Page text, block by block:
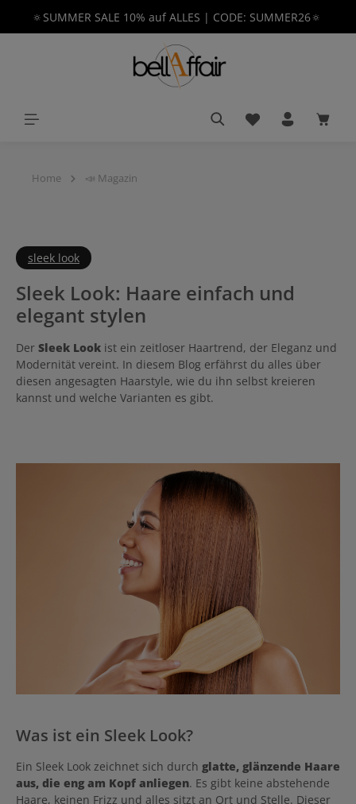
springen
🔅SUMMER SALE 10% auf ALLES | CODE: SUMMER26🔅
Du hast 0
Home 📣 Magazin
sleek look
Sleek Look: Haare einfach und
elegant stylen
Der Sleek Look ist ein zeitloser Haartrend, der Eleganz und
Modernität vereint. In diesem Blog erfährst du alles über
diesen angesagten Haarstyle, wie du ihn selbst kreieren
kannst und welche Varianten es gibt.
Was ist ein Sleek Look?
Ein Sleek Look zeichnet sich durch glatte, glänzende Haare
aus, die eng am Kopf anliegen. Es gibt keine abstehende
Haare, keinen Frizz und alles sitzt an Ort und Stelle. Dieser